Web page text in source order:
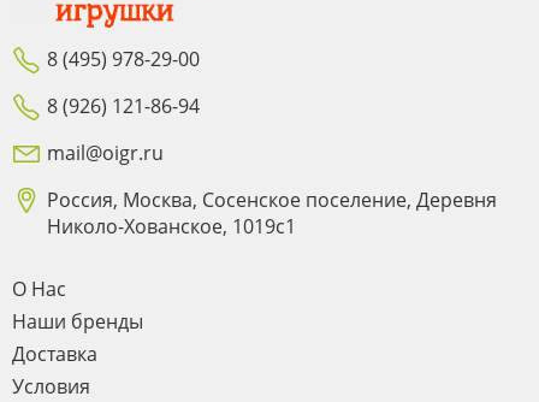
8 (495) 978-29-00
8 (926) 121-86-94
mail@oigr.ru
Россия, Москва, Сосенское поселение, Деревня
Николо-Хованское, 1019с1
О Нас
Наши бренды
Доставка
Условия